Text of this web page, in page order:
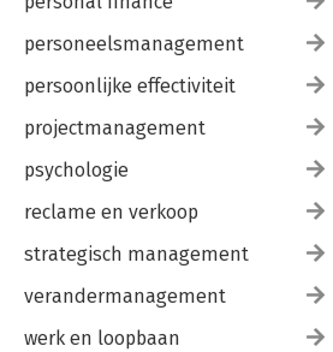
personeelsmanagement
persoonlijke effectiviteit
projectmanagement
psychologie
reclame en verkoop
strategisch management
verandermanagement
werk en loopbaan